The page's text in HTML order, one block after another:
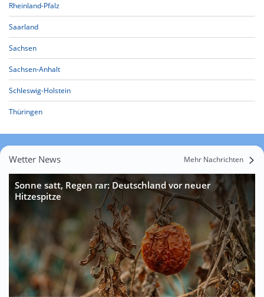
Rheinland-Pfalz
Saarland
Sachsen
Sachsen-Anhalt
Schleswig-Holstein
Thüringen
Wetter News Mehr Nachrichten
Sonne satt, Regen rar: Deutschland vor neuer
Hitzespitze